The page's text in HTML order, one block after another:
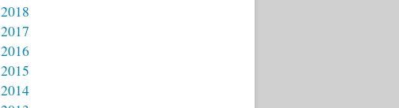
2018
2017
2016
2015
2014